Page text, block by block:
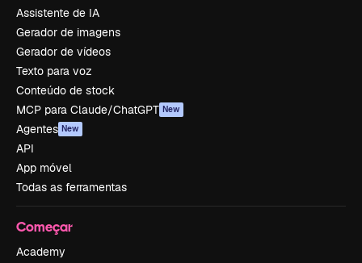
Assistente de IA
Gerador de imagens
Gerador de vídeos
Texto para voz
Conteúdo de stock
MCP para Claude/ChatGPT New
Agentes New
API
App móvel
Todas as ferramentas
Começar
Academy